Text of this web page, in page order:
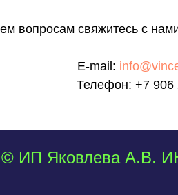
вопросам свяжитесь с
E-mail:
Телефон: +7 906
© ИП Яковлева А.В.